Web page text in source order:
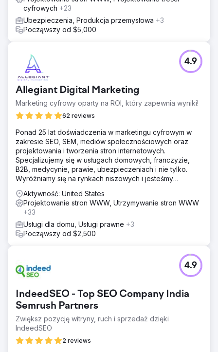
cyfrowych +23
Ubezpieczenia, Produkcja przemysłowa +3
Począwszy od $5,000
Allegiant Digital Marketing
Marketing cyfrowy oparty na ROI, który zapewnia wyniki!
62 reviews
4.9
Ponad 25 lat doświadczenia w marketingu cyfrowym w
zakresie SEO, SEM, mediów społecznościowych oraz
projektowania i tworzenia stron internetowych.
Specjalizujemy się w usługach domowych, franczyzie,
B2B, medycynie, prawie, ubezpieczeniach i nie tylko.
Wyróżniamy się na rynkach niszowych i jesteśmy
Aktywność: United States
Projektowanie stron WWW, Utrzymywanie stron WWW
+33
Usługi dla domu, Usługi prawne +3
Począwszy od $2,500
IndeedSEO - Top SEO Company India
Semrush Partners
Zwiększ pozycję witryny, ruch i sprzedaż dzięki
IndeedSEO
2 reviews
4.9